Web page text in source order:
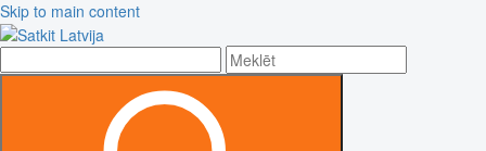
Skip to main content